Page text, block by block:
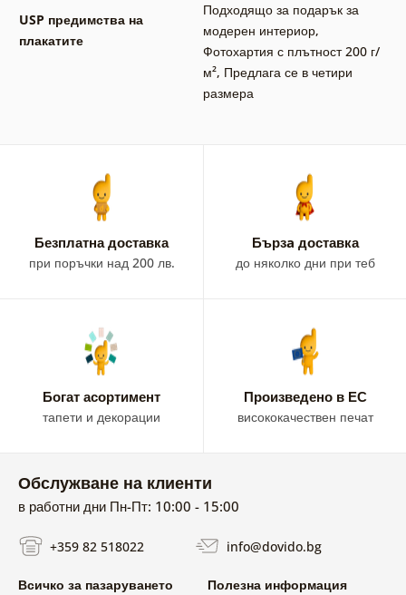
USP предимства на
плакатите
Подходящо за подарък за
модерен интериор,
Фотохартия с плътност 200 г/
м², Предлага се в четири
размера
Безплатна доставка
при поръчки над 200 лв.
Бързa доставка
до няколко дни при теб
Богат асортимент
тапети и декорации
Произведено в ЕС
висококачествен печат
Обслужване на клиенти
в работни дни Пн-Пт: 10:00 - 15:00
+359 82 518022 info@dovido.bg
Всичко за пазаруването Полезна информация